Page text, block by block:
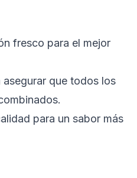
fresco para el mejor
que todos los
para un sabor más